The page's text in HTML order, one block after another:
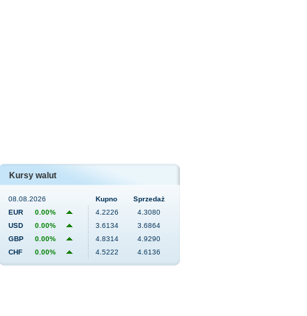
Kursy walut
08.08.2026 Kupno
Sprzedaż
EUR
0.00% 4.2226
4.3080
USD
0.00% 3.6134
3.6864
GBP
0.00% 4.8314
4.9290
CHF
0.00% 4.5222 4.6136